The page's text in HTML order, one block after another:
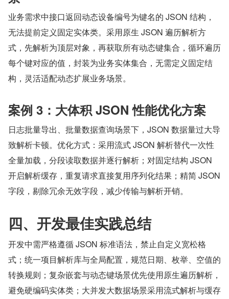
业务需求中接口返回动态设备编号为键名的 JSON 结构，
无法提前定义固定实体类。采用原生 JSON 遍历解析方
式，先解析为顶层对象，再获取所有动态键集合，循环遍历
每个键对应的值，封装为业务实体集合，无需定义固定结
构，灵活适配动态扩展业务场景。
案例 3：大体积 JSON 性能优化方案
日志批量导出、批量数据查询场景下，JSON 数据量过大导
致解析卡顿。优化方式：采用流式 JSON 解析替代一次性
全量加载，分段读取数据并逐行解析；对固定结构 JSON
开启解析缓存，重复请求直接复用序列化结果；精简 JSON
字段，剔除冗余无效字段，减少传输与解析开销。
四、开发最佳实践总结
开发中需严格遵循 JSON 标准语法，禁止自定义宽松格
式；统一项目解析库与全局配置，规范日期、枚举、空值的
转换规则；复杂嵌套与动态键场景优先使用原生遍历解析，
避免硬编码实体类；大并发大数据场景采用流式解析与缓存